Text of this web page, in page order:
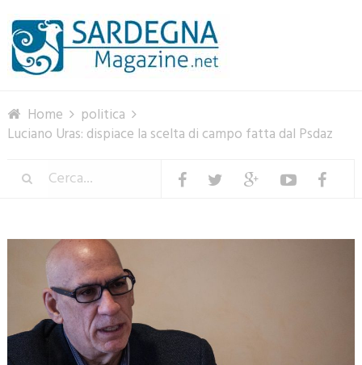
Home
politica
Luciano Uras: dispiace la scelta di campo fatta dal Psdaz